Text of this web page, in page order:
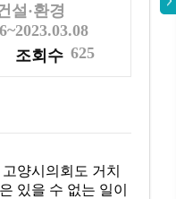
설·환경
조회수 625
양시의회도 거치
있을 수 없는 일이